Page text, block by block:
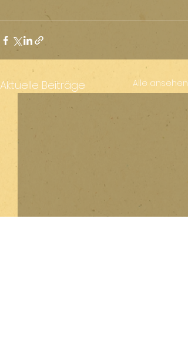
Aktuelle Beiträge Alle ansehen